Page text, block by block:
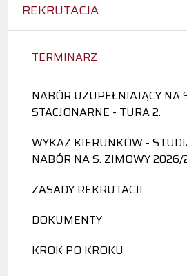
REKRUTACJA
TERMINARZ
NABÓR UZUPEŁNIAJĄCY NA
STACJONARNE - TURA 2.
WYKAZ KIERUNKÓW -
NABÓR NA S. ZIMOWY
ZASADY REKRUTACJI
DOKUMENTY
KROK PO KROKU